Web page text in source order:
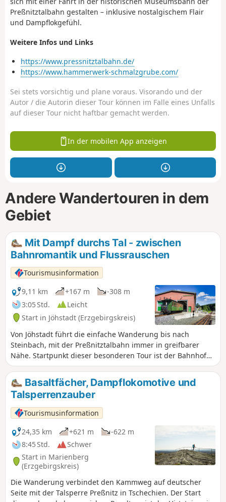
Preßnitztalbahn gestalten – inklusive nostalgischem Flair
und Dampflokgefühl.
Weitere Infos und Links
https://www.pressnitztalbahn.de/
https://www.hammerwerk-schmalzgrube.com/
Sei stets vorsichtig und plane voraus. Visorando und der
Autor / die Autorin dieser Tour können im Falle eines Unfalls
auf dieser Tour nicht haftbar gemacht werden.
In der mobilen App anzeigen
Andere Wandertouren in dem
Gebiet
Mit Dampf durchs Tal - zwischen
Bahnromantik und Flussrauschen
Tourismusinformation
9,11 km
+167 m
-308 m
3:05 Std.
Leicht
Start in Jöhstadt (Erzgebirgskreis)
Von Jöhstadt führt die einfache Wanderung bis nach
Steinbach, mit der Preßnitztalbahn immer in greifbarer
Nähe. Startpunkt dieser besonderen Tour ist der Bahnhof
Jöhstadt, Mittelpunkt der historischen Preßnitztalbahn. Die
Museumsbahn wurde mit großem Engagement wieder
aufgebaut und hält Eisenbahngeschichte lebendig. Vom
Bahnhof führt der Weg am Waldrand entlang mit schönen
Ausblicken auf Jöhstadt. Nach der Fahrzeughalle taucht die
Route in den schattigen Wald ein und folgt der Bahntrasse
sowie dem Schwarzwasser. Ein Rastplatz lädt unterwegs zur
Pause ein, bevor Schmalzgrube erreicht wird. Hier lohnt
sich ein Abstecher zur Eisenhütte Schmalzgrube, einem
bedeutenden Zeugnis des historischen Montanwesens und
Teil des UNESCO-Welterbes Montanregion
Erzgebirge/Krušnohoří. Weiter führt der Weg durch
ruhigen Wald vorbei an weiteren Rastplätzen. Am Andreas-
Basaltfächer, Dampflokomotive und
Talsperrenzauber
Tourismusinformation
24,35 km
+621 m
-622 m
8:45 Std.
Schwer
Start in Marienberg
(Erzgebirgskreis)
Die Wanderung verbindet den Kammweg auf deutscher
Seite mit der Talsperre Preßnitz in Tschechien. Der Start